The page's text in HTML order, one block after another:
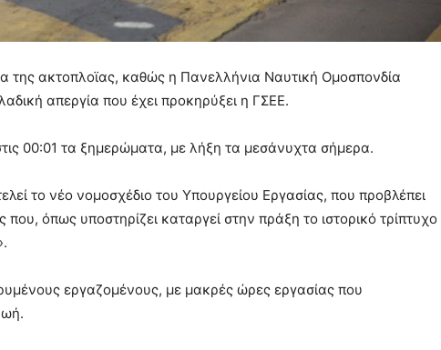
ακτοπλοϊας, καθώς η Πανελλήνια Ναυτική Ομοσπονδία
απεργία που έχει προκηρύξει η ΓΣΕΕ.
00:01 τα ξημερώματα, με λήξη τα μεσάνυχτα σήμερα.
το νέο νομοσχέδιο του Υπουργείου Εργασίας, που προβλέπει
όπως υποστηρίζει καταργεί στην πράξη το ιστορικό τρίπτυχο
εργαζομένους, με μακρές ώρες εργασίας που